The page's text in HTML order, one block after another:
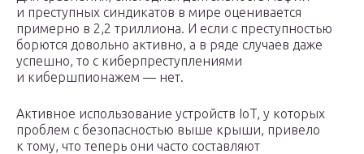
и преступных синдикатов в мире оценивается
примерно в 2,2 триллиона. И если с преступностью
борются довольно активно, а в ряде случаев даже
успешно, то с киберпреступлениями
и кибершпионажем — нет.
Активное использование устройств IoT, у которых
проблем с безопасностью выше крыши, привело
к тому, что теперь они часто составляют